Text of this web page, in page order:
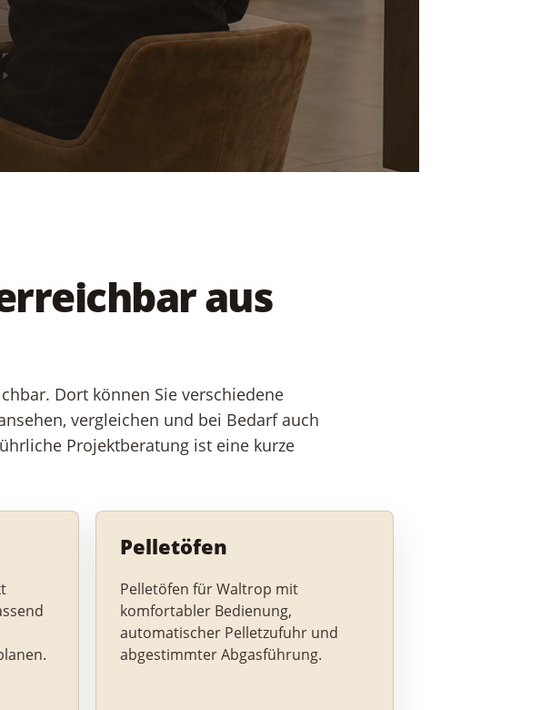
aus
Dort können Sie verschiedene
vergleichen und bei Bedarf auch
Projektberatung ist eine kurze
Pelletöfen
Pelletöfen für Waltrop mit
komfortabler Bedienung,
automatischer Pelletzufuhr und
abgestimmter Abgasführung.